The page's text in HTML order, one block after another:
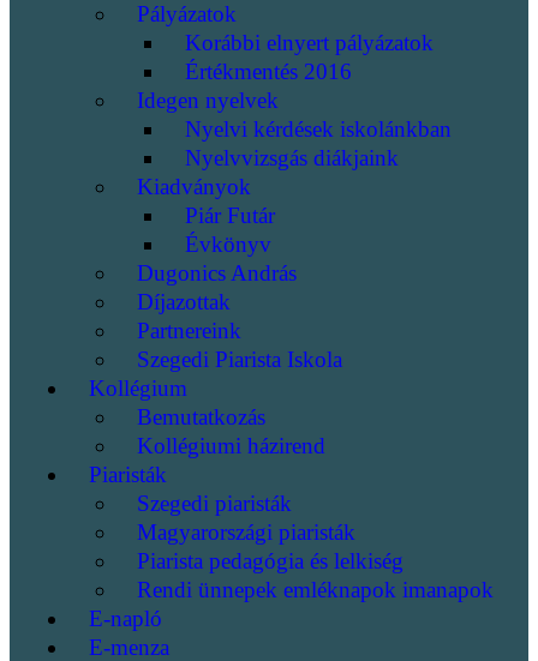
Pályázatok
Korábbi elnyert pályázatok
Értékmentés 2016
Idegen nyelvek
Nyelvi kérdések iskolánkban
Nyelvvizsgás diákjaink
Kiadványok
Piár Futár
Évkönyv
Dugonics András
Díjazottak
Partnereink
Szegedi Piarista Iskola
Kollégium
Bemutatkozás
Kollégiumi házirend
Piaristák
Szegedi piaristák
Magyarországi piaristák
Piarista pedagógia és lelkiség
Rendi ünnepek emléknapok imanapok
E-napló
E-menza